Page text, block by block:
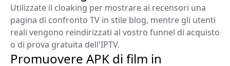
Utilizzate il cloaking per mostrare ai recensori una
pagina di confronto TV in stile blog, mentre gli utenti
reali vengono reindirizzati al vostro funnel di acquisto
o di prova gratuita dell'IPTV.
Promuovere APK di film in